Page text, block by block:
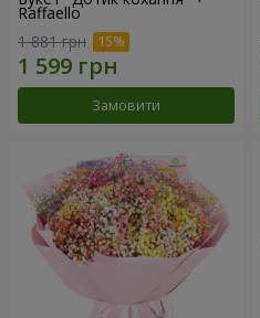
Raffaello
1 881 грн
Замовити